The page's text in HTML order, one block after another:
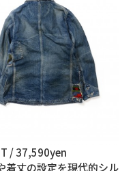
/ 37,590yen
着丈の設定を現代的シル